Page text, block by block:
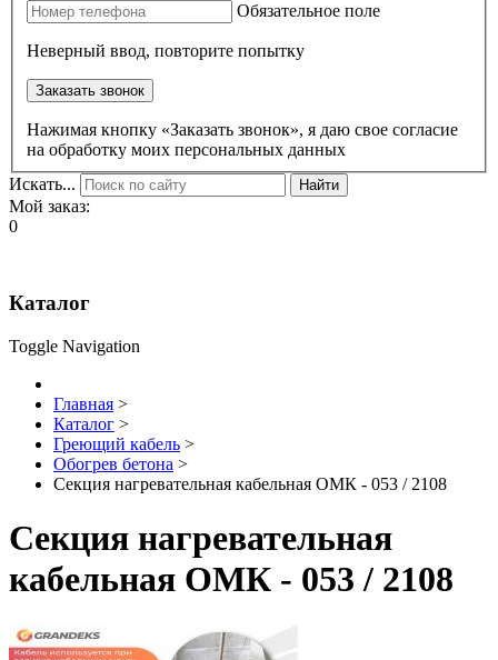
Обязательное поле
Неверный ввод, повторите попытку
Заказать звонок
Нажимая кнопку «Заказать звонок», я даю свое согласие
на обработку моих персональных данных
Искать...
Найти
Мой заказ:
0
Каталог
Toggle Navigation
Главная >
Каталог >
Греющий кабель >
Обогрев бетона >
Секция нагревательная кабельная ОМК - 053 / 2108
Секция нагревательная
кабельная ОМК - 053 / 2108